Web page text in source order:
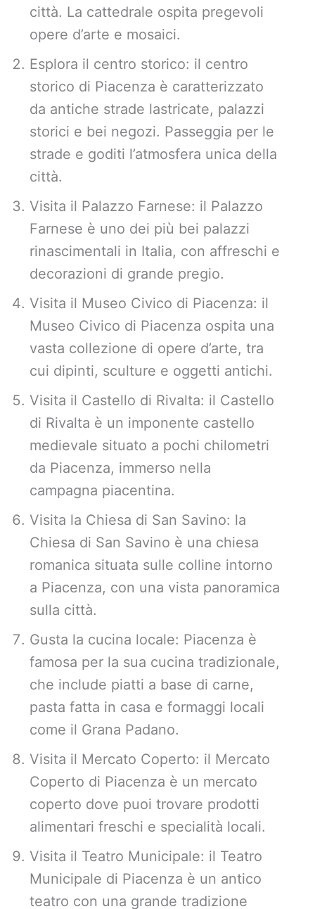
città. La cattedrale ospita pregevoli
opere d’arte e mosaici.
Esplora il centro storico: il centro
storico di Piacenza è caratterizzato
da antiche strade lastricate, palazzi
storici e bei negozi. Passeggia per le
strade e goditi l’atmosfera unica della
città.
Visita il Palazzo Farnese: il Palazzo
Farnese è uno dei più bei palazzi
rinascimentali in Italia, con affreschi e
decorazioni di grande pregio.
Visita il Museo Civico di Piacenza: il
Museo Civico di Piacenza ospita una
vasta collezione di opere d’arte, tra
cui dipinti, sculture e oggetti antichi.
Visita il Castello di Rivalta: il Castello
di Rivalta è un imponente castello
medievale situato a pochi chilometri
da Piacenza, immerso nella
campagna piacentina.
Visita la Chiesa di San Savino: la
Chiesa di San Savino è una chiesa
romanica situata sulle colline intorno
a Piacenza, con una vista panoramica
sulla città.
Gusta la cucina locale: Piacenza è
famosa per la sua cucina tradizionale,
che include piatti a base di carne,
pasta fatta in casa e formaggi locali
come il Grana Padano.
Visita il Mercato Coperto: il Mercato
Coperto di Piacenza è un mercato
coperto dove puoi trovare prodotti
alimentari freschi e specialità locali.
Visita il Teatro Municipale: il Teatro
Municipale di Piacenza è un antico
teatro con una grande tradizione